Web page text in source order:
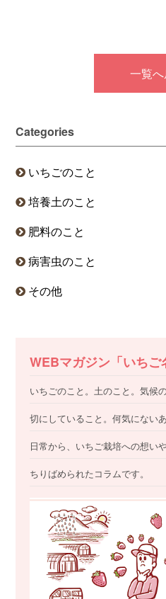
一覧
Categories
いちごのこと
培養土のこと
肥料のこと
病害虫のこと
その他
WEBマガジン「いちご
いちごのこと。土のこと。気候
切にしていること。何気にない
日常から、いちご栽培への想い
ちりばめられたコラムです。